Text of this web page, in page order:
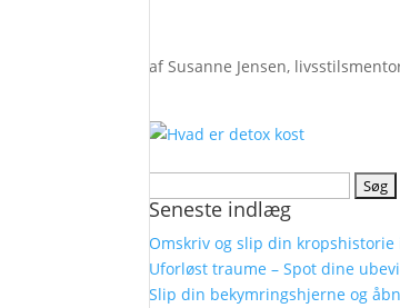
afSusanne Jensen,
efter:
Seneste indlæg
Omskriv og slip din kropshistorie
Uforløst traume – Spot dine
Slip din bekymringshjerne og